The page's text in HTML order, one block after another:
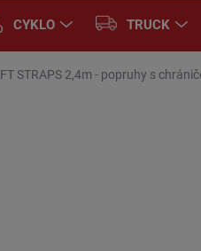
CYKLO TRUCK
STRAPS 2,4m - popruhy s